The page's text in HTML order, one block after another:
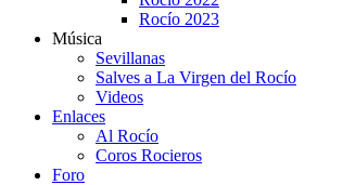
Rocío 2023
Música
Sevillanas
Salves a La Virgen del Rocío
Videos
Enlaces
Al Rocío
Coros Rocieros
Foro